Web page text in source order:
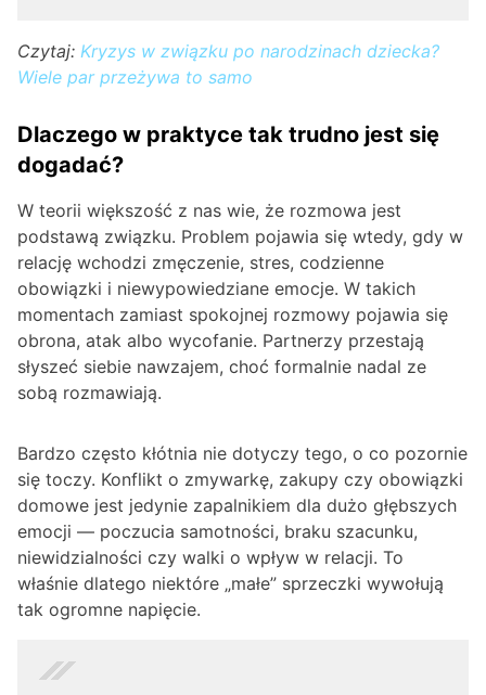
Czytaj: Kryzys w związku po narodzinach dziecka?
Wiele par przeżywa to samo
Dlaczego w praktyce tak trudno jest się
dogadać?
W teorii większość z nas wie, że rozmowa jest
podstawą związku. Problem pojawia się wtedy, gdy w
relację wchodzi zmęczenie, stres, codzienne
obowiązki i niewypowiedziane emocje. W takich
momentach zamiast spokojnej rozmowy pojawia się
obrona, atak albo wycofanie. Partnerzy przestają
słyszeć siebie nawzajem, choć formalnie nadal ze
sobą rozmawiają.
Bardzo często kłótnia nie dotyczy tego, o co pozornie
się toczy. Konflikt o zmywarkę, zakupy czy obowiązki
domowe jest jedynie zapalnikiem dla dużo głębszych
emocji — poczucia samotności, braku szacunku,
niewidzialności czy walki o wpływ w relacji. To
właśnie dlatego niektóre „małe” sprzeczki wywołują
tak ogromne napięcie.